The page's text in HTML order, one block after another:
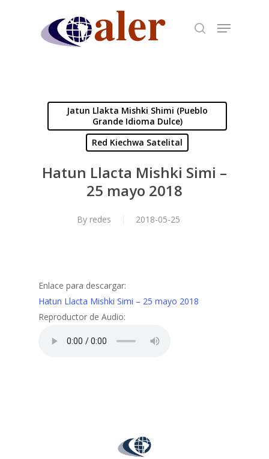
Jatun Llakta Mishki Shimi (Pueblo
Grande Idioma Dulce)
Red Kiechwa Satelital
Hatun Llacta Mishki Simi –
25 mayo 2018
By redes 2018-05-25
Enlace para descargar:
Hatun Llacta Mishki Simi – 25 mayo 2018
Reproductor de Audio: